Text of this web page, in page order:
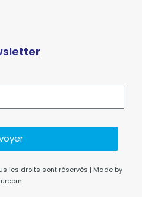
les droits sont réservés | Made by